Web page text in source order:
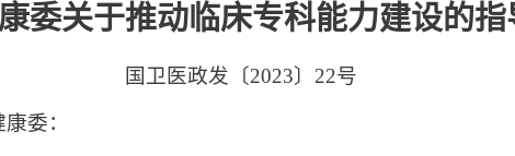
委关于推动临床专科能力建设的指
国卫医政发〔2023〕22号
委：